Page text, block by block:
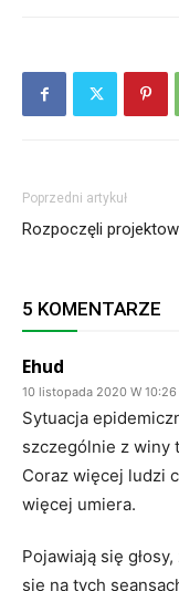
Poprzedni artykuł
Rozpoczęli
5 KOMENTARZE
Ehud
10 listopada 2020 W 10:26
Sytuacja
szczególnie z winy
Coraz więcej ludzi
więcej umiera.
Pojawiają się
się na tych